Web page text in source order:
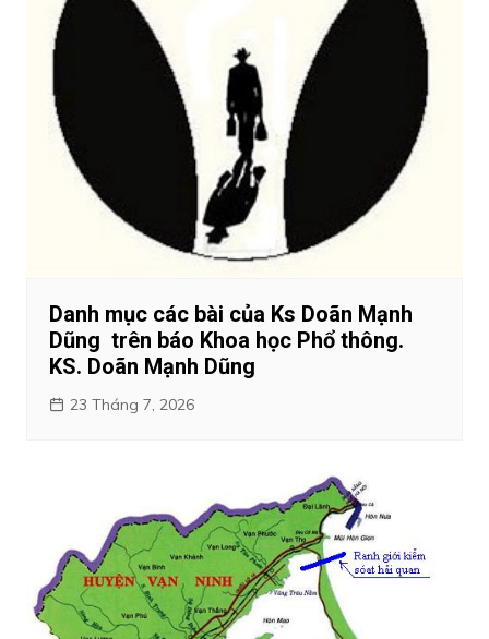
Danh mục các bài của Ks Doãn Mạnh
Dũng trên báo Khoa học Phổ thông.
KS. Doãn Mạnh Dũng
23 Tháng 7, 2026